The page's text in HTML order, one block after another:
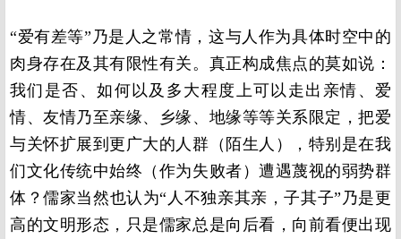
“爱有差等”乃是人之常情，这与人作为具体时空中的
肉身存在及其有限性有关。真正构成焦点的莫如说：
我们是否、如何以及多大程度上可以走出亲情、爱
情、友情乃至亲缘、乡缘、地缘等等关系限定，把爱
与关怀扩展到更广大的人群（陌生人），特别是在我
们文化传统中始终（作为失败者）遭遇蔑视的弱势群
体？儒家当然也认为“人不独亲其亲，子其子”乃是更
高的文明形态，只是儒家总是向后看，向前看便出现